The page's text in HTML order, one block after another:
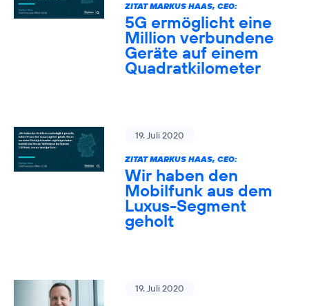
ZITAT MARKUS HAAS, CEO:
5G ermöglicht eine
Million verbundene
Geräte auf einem
Quadratkilometer
19. Juli 2020
ZITAT MARKUS HAAS, CEO:
Wir haben den
Mobilfunk aus dem
Luxus-Segment
geholt
19. Juli 2020